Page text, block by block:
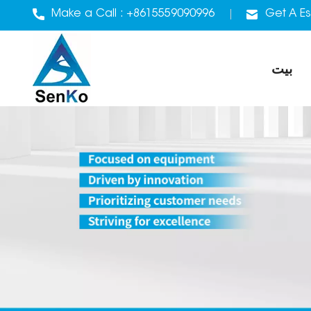
Make a Call : +8615559090996 Get A
بيت